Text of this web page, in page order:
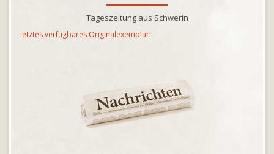
Tageszeitung aus Schwerin
letztes verfügbares Originalexemplar!